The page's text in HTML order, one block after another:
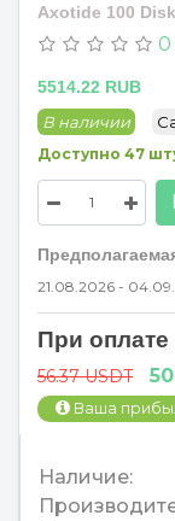
Axotide 100
0
5514.22 RUB
В наличии
Доступно 47
21.08.2026 -
При
56.37 USDT
Ваша
Наличие: